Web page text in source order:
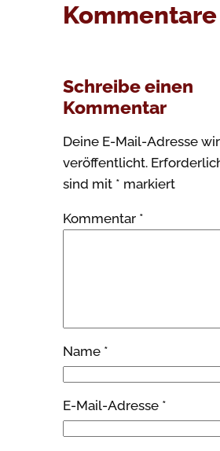
Kommentare
Schreibe einen
Kommentar
Deine E-Mail-Adresse
veröffentlicht.
sind mit * markiert
Kommentar *
Name *
E-Mail-Adresse *